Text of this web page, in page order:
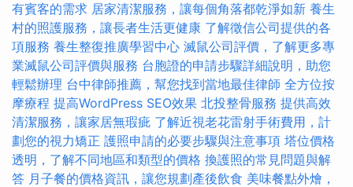
有賓客的需求 居家清潔服務，讓每個角落都乾淨如新 養生
村的照護服務，讓長者生活更健康 了解徵信公司提供的各
項服務 養生整復推廣學習中心 滅鼠公司評價，了解更多專
業滅鼠公司評價與服務 台胞證的申請步驟詳細說明，助您
輕鬆辦理 台中律師推薦，幫您找到當地最佳律師 全方位按
摩療程 提高WordPress SEO效果 北投整骨服務 提供高效
清潔服務，讓家居無瑕疵 了解近視老花雷射手術費用，計
劃您的視力矯正 護照申請的必要步驟與注意事項 塔位價格
透明，了解不同地區和類型的價格 換護照的常見問題與解
答 月子餐的價格資訊，讓您規劃產後飲食 美味餐點外燴，